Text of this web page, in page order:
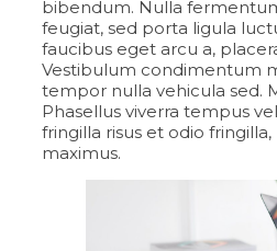
bibendum. Nulla
feugiat, sed porta ligula
faucibus eget arcu a,
Vestibulum condimentum
tempor nulla vehicula sed.
Phasellus viverra tempus
fringilla risus et odio
maximus.